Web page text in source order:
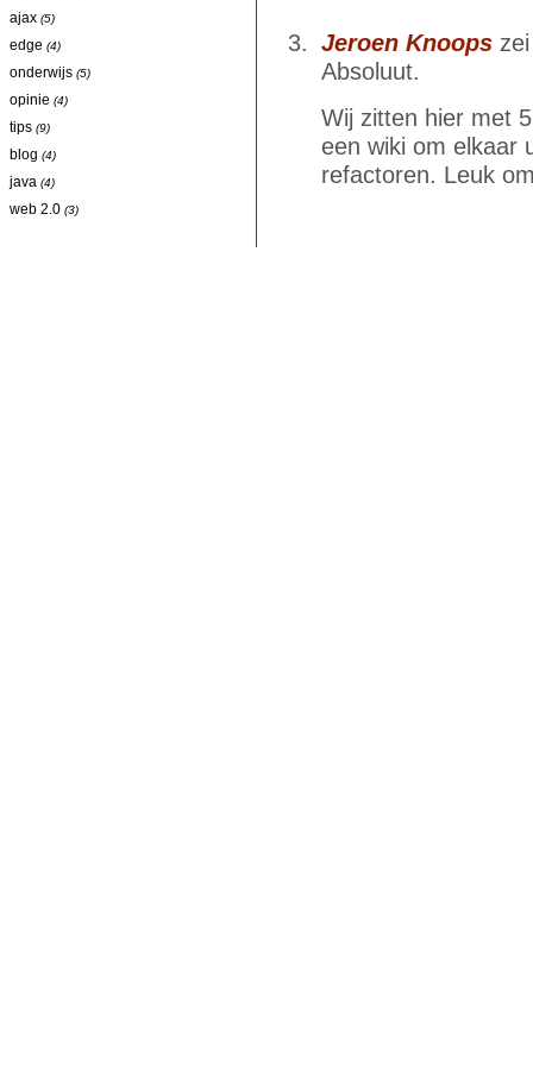
ajax (5)
edge (4)
onderwijs (5)
opinie (4)
tips (9)
blog (4)
java (4)
web 2.0 (3)
Jeroen Knoops
Absoluut.
Wij zitten hier met
een wiki om elkaar
refactoren. Leuk